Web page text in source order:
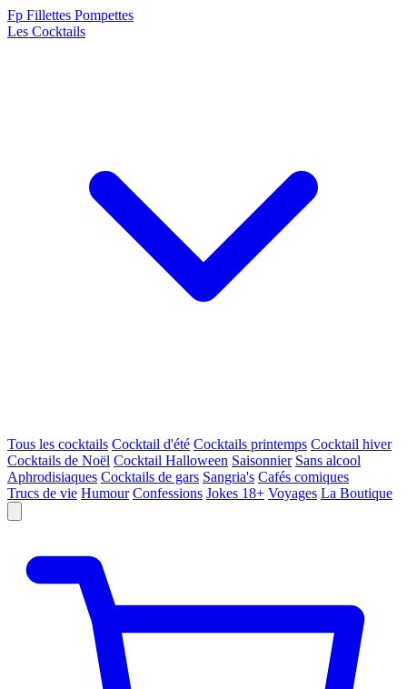
Fp Fillettes Pompettes
Les Cocktails
Tous les cocktails Cocktail d'été Cocktails printemps Cocktail hiver
Cocktails de Noël Cocktail Halloween Saisonnier Sans alcool
Aphrodisiaques Cocktails de gars Sangria's Cafés comiques
Trucs de vie Humour Confessions Jokes 18+ Voyages La Boutique